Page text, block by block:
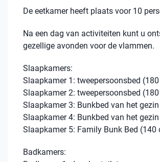
De eetkamer heeft plaats voor 10
Na een dag van activiteiten kunt u
gezellige avonden voor de vlammen.
Slaapkamers:
Slaapkamer 1: tweepersoonsbed
Slaapkamer 2: tweepersoonsbed
Slaapkamer 3: Bunkbed van het
Slaapkamer 4: Bunkbed van het
Slaapkamer 5: Family Bunk Bed
Badkamers: